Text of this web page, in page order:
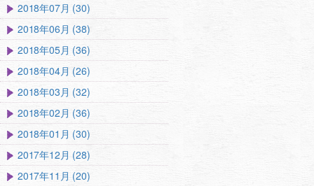
2018年07月 (30)
2018年06月 (38)
2018年05月 (36)
2018年04月 (26)
2018年03月 (32)
2018年02月 (36)
2018年01月 (30)
2017年12月 (28)
2017年11月 (20)